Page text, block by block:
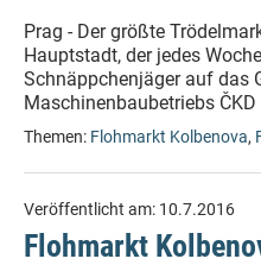
Prag - Der größte
Hauptstadt, der jedes
Schnäppchenjäger auf das
Maschinenbaubetriebs
Themen: Flohmarkt Kolbenova,
Veröffentlicht am: 10.7.2016
Flohmarkt